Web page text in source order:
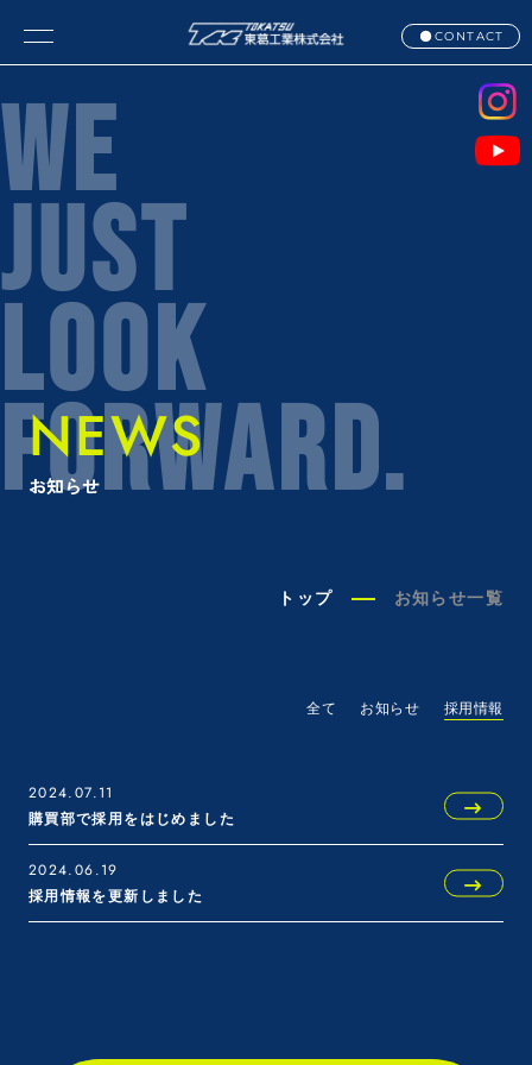
CONTACT
WE
JUST
LOOK
FORWARD.
NEWS
お知らせ
トップ お知らせ一覧
全て お知らせ 採用情報
2024.07.11
購買部で採用をはじめました
2024.06.19
採用情報を更新しました